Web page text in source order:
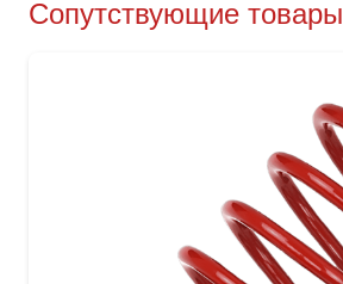
Сопутствующие товары